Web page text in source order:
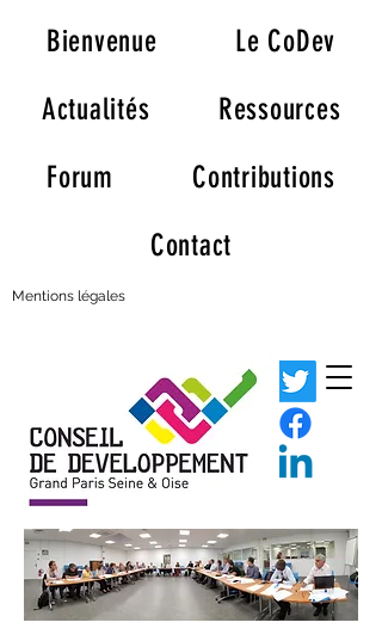
Mentions légales
Bienvenue
Le CoDev
Actualités
Ressources
Forum
Contributions
Contact